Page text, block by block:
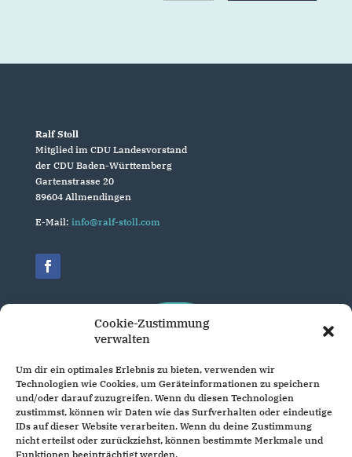
Cookie-Zustimmung
verwalten
Um dir ein optimales Erlebnis zu bieten, verwenden wir
Technologien wie Cookies, um Geräteinformationen zu speichern
und/oder darauf zuzugreifen. Wenn du diesen Technologien
zustimmst, können wir Daten wie das Surfverhalten oder eindeutige
IDs auf dieser Website verarbeiten. Wenn du deine Zustimmung
nicht erteilst oder zurückziehst, können bestimmte Merkmale und
Funktionen beeinträchtigt werden.
Ralf Stoll
Mitglied im CDU Landesvorstand
der CDU Baden-Württemberg
Gartenstrasse 20
89604 Allmendingen
E-Mail: info@ralf-stoll.com